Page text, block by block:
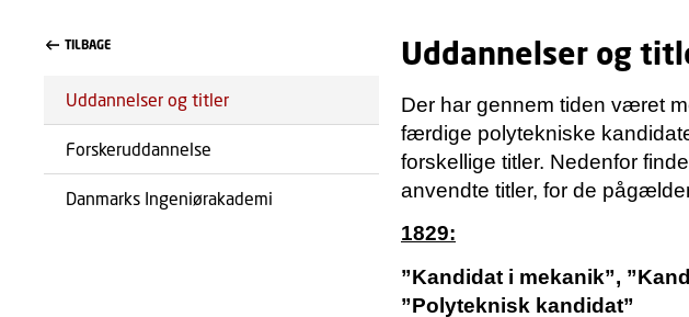
TILBAGE
Uddannelser og titler
Forskeruddannelse
Danmarks Ingeniørakademi
Uddannelser og
Der har gennem tiden været
færdige polytekniske
forskellige titler. Nedenfor
anvendte titler, for de
1829:
”Kandidat i mekanik”,
”Polyteknisk kandidat”